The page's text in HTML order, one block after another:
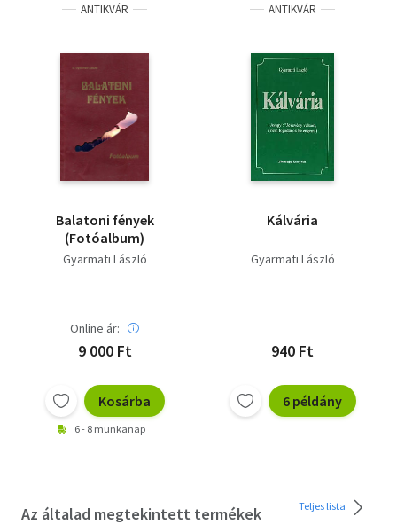
ANTIKVÁR
Balatoni fények
(Fotóalbum)
Gyarmati László
Online ár:
9 000 Ft
Kosárba
6 - 8 munkanap
ANTIKVÁR
Kálvária
Gyarmati László
940 Ft
6 példány
Az általad megtekintett termékek Teljes lista